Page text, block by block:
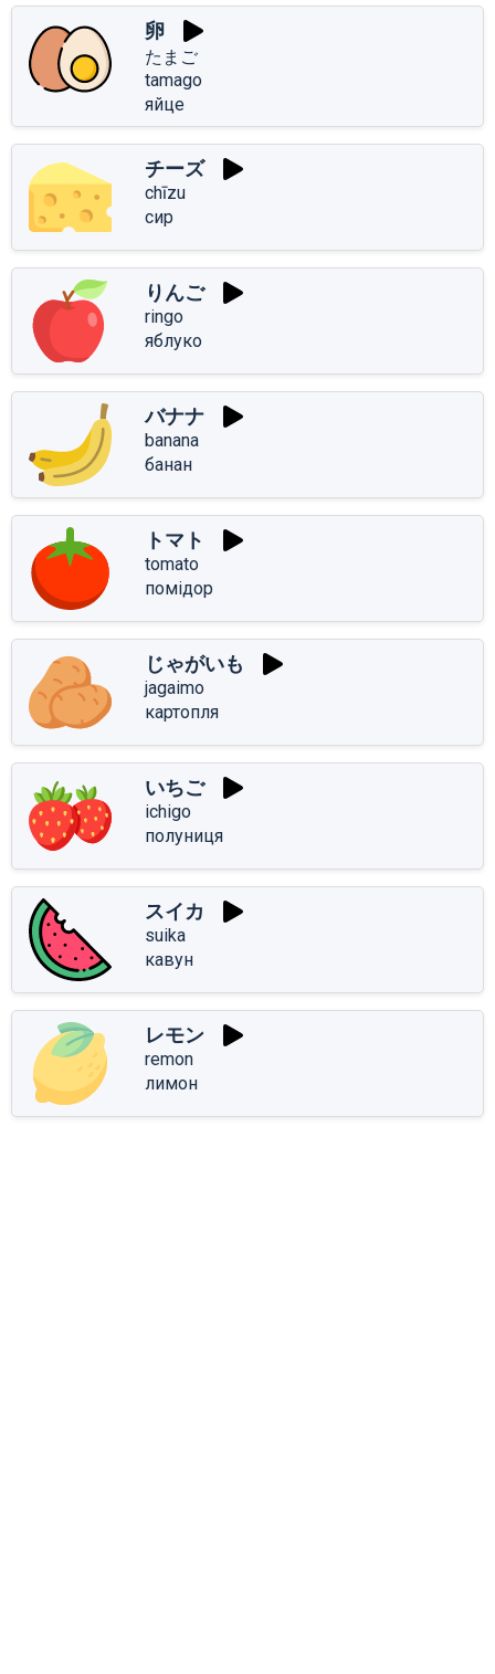
卵
たまご
tamago
яйце
チーズ
chīzu
сир
りんご
ringo
яблуко
バナナ
banana
банан
トマト
tomato
помідор
じゃがいも
jagaimo
картопля
いちご
ichigo
полуниця
スイカ
suika
кавун
レモン
remon
лимон